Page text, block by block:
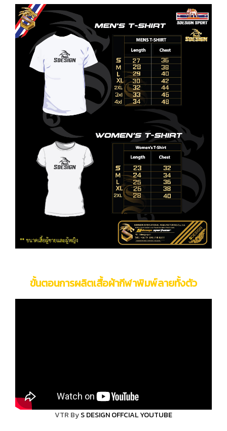
ขั้นตอนการผลิตเสื้อผ้ากีฬาพิมพ์ลายทั้งตัว
VTR ByS DESIGN OFFCIAL YOUTUBE